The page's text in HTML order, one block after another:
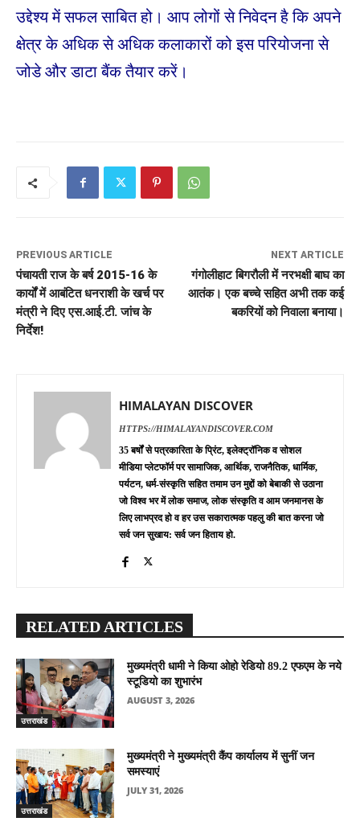
उद्देश्य में सफल साबित हो। आप लोगों से निवेदन है कि अपने
क्षेत्र के अधिक से अधिक कलाकारों को इस परियोजना से
जोडे और डाटा बैंक तैयार करें।
PREVIOUS ARTICLE
पंचायती राज के बर्ष 2015-16 के
कार्यों में आबंटित धनराशी के खर्च पर
मंत्री ने दिए एस.आई.टी. जांच के
निर्देश!
NEXT ARTICLE
गंगोलीहाट बिगरौली में नरभक्षी बाघ का
आतंक। एक बच्चे सहित अभी तक कई
बकरियों को निवाला बनाया।
HIMALAYAN DISCOVER
HTTPS://HIMALAYANDISCOVER.COM
35 बर्षों से पत्रकारिता के प्रिंट, इलेक्ट्रॉनिक व सोशल
मीडिया प्लेटफॉर्म पर सामाजिक, आर्थिक, राजनैतिक, धार्मिक,
पर्यटन, धर्म-संस्कृति सहित तमाम उन मुद्दों को बेबाकी से उठाना
जो विश्व भर में लोक समाज, लोक संस्कृति व आम जनमानस के
लिए लाभप्रद हो व हर उस सकारात्मक पहलु की बात करना जो
सर्व जन सुखाय: सर्व जन हिताय हो.
RELATED ARTICLES
उत्तराखंड
मुख्यमंत्री धामी ने किया ओहो रेडियो 89.2 एफएम के नये
स्टूडियो का शुभारंभ
AUGUST 3, 2026
उत्तराखंड
मुख्यमंत्री ने मुख्यमंत्री कैंप कार्यालय में सुनीं जन
समस्याएं
JULY 31, 2026